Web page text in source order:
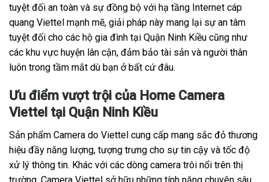
tuyệt đối an toàn và sự đồng bộ với hạ tầng Internet cáp
quang Viettel mạnh mẽ, giải pháp này mang lại sự an tâm
tuyệt đối cho các hộ gia đình tại Quận Ninh Kiều cũng như
các khu vực huyện lân cận, đảm bảo tài sản và người thân
luôn trong tầm mắt dù bạn ở bất cứ đâu.
Ưu điểm vượt trội của Home Camera
Viettel tại Quận Ninh Kiều
Sản phẩm Camera do Viettel cung cấp mang sắc đỏ thương
hiệu đầy năng lượng, tượng trưng cho sự tin cậy và tốc độ
xử lý thông tin. Khác với các dòng camera trôi nổi trên thị